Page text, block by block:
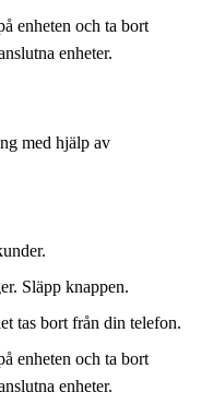
enheten och ta bort
enheter.
med hjälp av
Släpp knappen.
tas bort från din telefon.
enheten och ta bort
enheter.